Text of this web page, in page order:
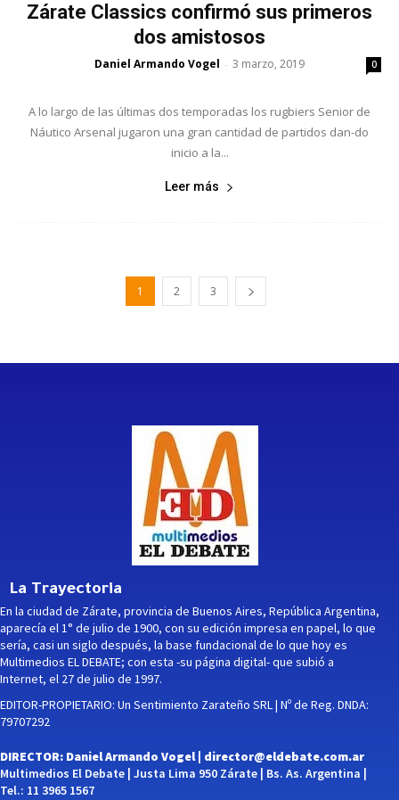
Zárate Classics confirmó sus primeros
dos amistosos
Daniel Armando Vogel - 3 marzo, 2019 0
A lo largo de las últimas dos temporadas los rugbiers Senior de
Náutico Arsenal jugaron una gran cantidad de partidos dan-do
inicio a la...
Leer más
1 2 3
La Trayectoria
En la ciudad de Zárate, provincia de Buenos Aires, República Argentina,
aparecía el 1° de julio de 1900, con su edición impresa en papel, lo que
sería, casi un siglo después, la base fundacional de lo que hoy es
Multimedios EL DEBATE; con esta -su página digital- que subió a
Internet, el 27 de julio de 1997.
EDITOR-PROPIETARIO: Un Sentimiento Zarateño SRL | Nº de Reg. DNDA:
79707292
DIRECTOR: Daniel Armando Vogel | director@eldebate.com.ar
Multimedios El Debate | Justa Lima 950 Zárate | Bs. As. Argentina |
Tel.: 11 3965 1567